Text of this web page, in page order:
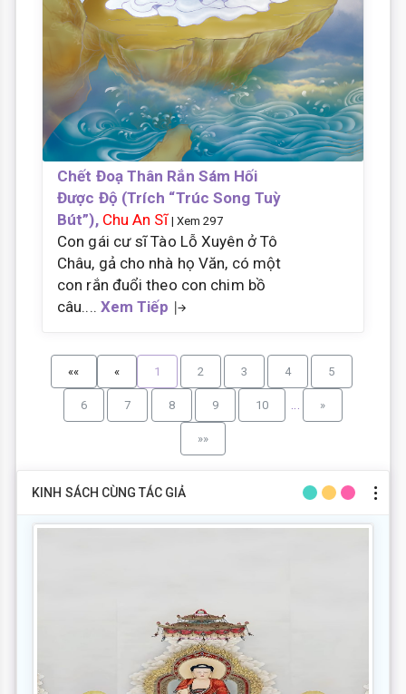
Chết Đoạ Thân Rắn Sám Hối
Được Độ (Trích “Trúc Song Tuỳ
Bút”), Chu An Sĩ | Xem 297
Con gái cư sĩ Tào Lỗ Xuyên ở Tô
Châu, gả cho nhà họ Văn, có một
con rắn đuổi theo con chim bồ
câu.... Xem Tiếp
«« « 1 2 3 4 5
6 7 8 9 10 »
»»
KINH SÁCH CÙNG TÁC GIẢ